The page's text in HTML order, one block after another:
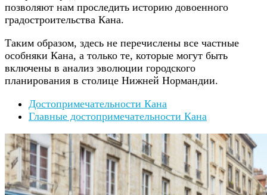
позволяют нам проследить историю довоенного
градостроительства Кана.
Таким образом, здесь не перечислены все частные
особняки Кана, а только те, которые могут быть
включены в анализ эволюции городского
планирования в столице Нижней Нормандии.
Достопримечательности Кана
Главные достопримечательности Кана